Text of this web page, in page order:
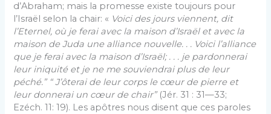
d’Abra­ham; mais la promesse existe toujours pour
l’Israël selon la chair: « Voici des jours viennent, dit
l’Eternel, où je ferai avec la maison d’Israël et avec la
maison de Juda une alliance nouvelle. . . Voici l’alliance
que je ferai avec la maison d’Israël; . . . je pardonnerai
leur iniquité et je ne me souviendrai plus de leur
péché.” “ J’ôterai de leur corps le cœur de pierre et
leur donnerai un cœur de chair”(Jér. 31 : 31—33;
Ezéch. 11: 19). Les apôtres nous disent que ces pa­roles